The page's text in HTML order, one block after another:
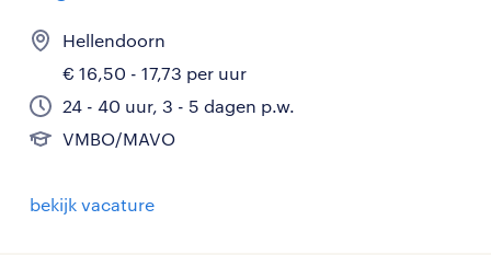
Hellendoorn
€ 16,50 - 17,73 per uur
24 - 40 uur, 3 - 5 dagen p.w.
VMBO/MAVO
bekijk vacature